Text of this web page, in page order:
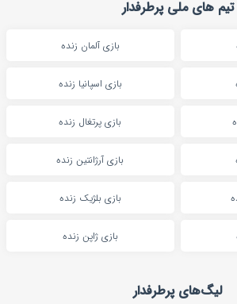
تیم های ملی پرطرفدار
بازی آلمان زنده
بازی اسپانیا زنده
بازی پرتغال زنده
بازی آرژانتین زنده
بازی بلژیک زنده
بازی ژاپن زنده
لیگ‌های پرطرفدار